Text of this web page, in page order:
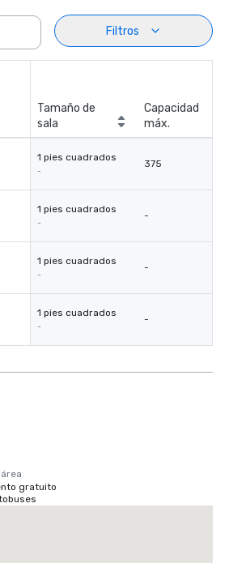
Filtros
Tamaño de
sala
Capacidad
máx.
1 pies cuadrados
-
375
1 pies cuadrados
-
-
1 pies cuadrados
-
-
1 pies cuadrados
-
-
gratuito